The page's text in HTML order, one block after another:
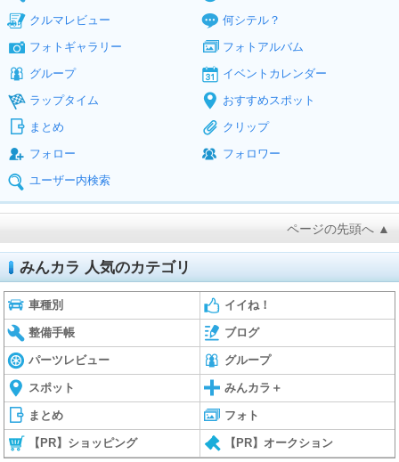
クルマレビュー
何シテル？
フォトギャラリー
フォトアルバム
グループ
イベントカレンダー
ラップタイム
おすすめスポット
まとめ
クリップ
フォロー
フォロワー
ユーザー内検索
ページの先頭へ ▲
みんカラ 人気のカテゴリ
車種別 イイね！
整備手帳 ブログ
パーツレビュー グループ
スポット みんカラ＋
まとめ フォト
【PR】ショッピング 【PR】オークション